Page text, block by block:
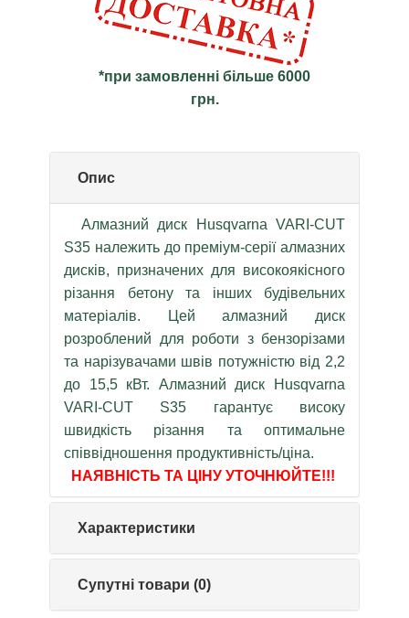
*при замовленні більше 6000
грн.
Опис
Алмазний диск Husqvarna VARI-CUT
S35 належить до преміум-серії алмазних
дисків, призначених для високоякісного
різання бетону та інших будівельних
матеріалів. Цей алмазний диск
розроблений для роботи з бензорізами
та нарізувачами швів потужністю від 2,2
до 15,5 кВт. Алмазний диск Husqvarna
VARI-CUT S35 гарантує високу
швидкість різання та оптимальне
співвідношення продуктивність/ціна.
НАЯВНІСТЬ ТА ЦІНУ УТОЧНЮЙТЕ!!!
Характеристики
Супутні товари (0)